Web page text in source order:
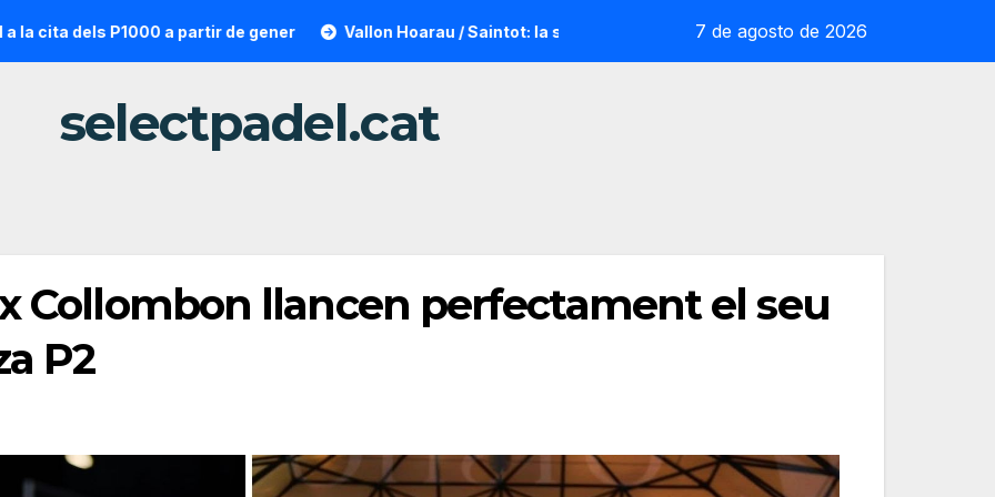
P1000 a partir de gener Vallon Hoarau / Saintot: la sorpresa reoliana que desafia la cap de sèrie 1
7 de agosto de 2026
selectpadel.cat
Collombon llancen perfectament el seu
P2